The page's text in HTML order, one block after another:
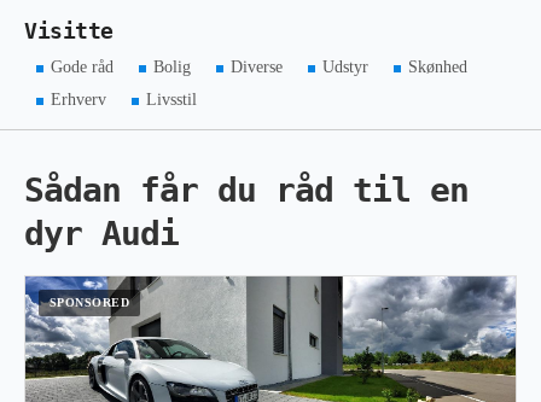
Visitte
Gode råd Bolig Diverse Udstyr
Skønhed
Erhverv
Livsstil
Sådan får du råd til en
dyr Audi